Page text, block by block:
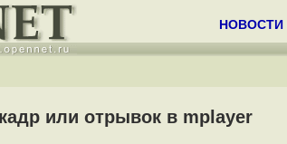
НОВОСТИ
или отрывок в mplayer